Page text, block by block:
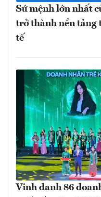
Sứ mệnh lớn nhất
trở thành nền tảng
tế
Vinh danh 86